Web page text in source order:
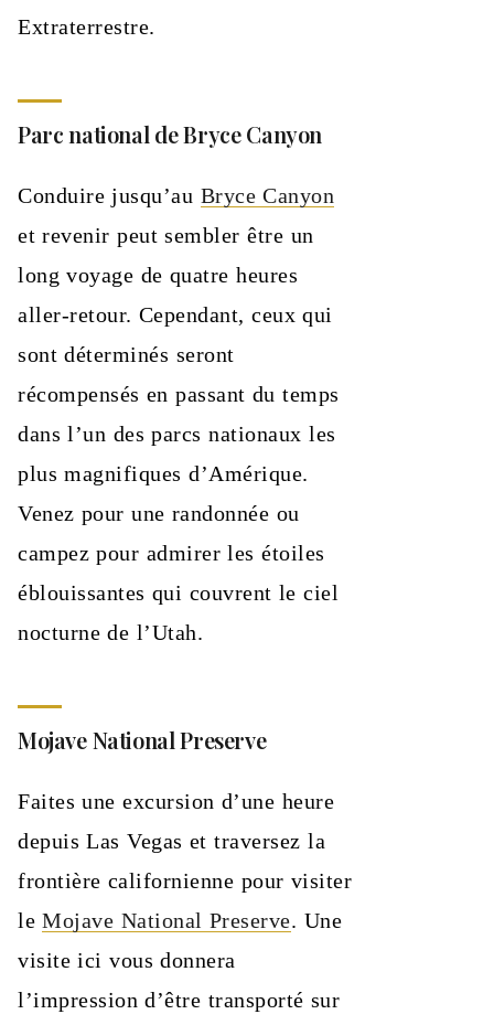
Extraterrestre.
Parc national de Bryce Canyon
Conduire jusqu’au Bryce Canyon
et revenir peut sembler être un
long voyage de quatre heures
aller-retour. Cependant, ceux qui
sont déterminés seront
récompensés en passant du temps
dans l’un des parcs nationaux les
plus magnifiques d’Amérique.
Venez pour une randonnée ou
campez pour admirer les étoiles
éblouissantes qui couvrent le ciel
nocturne de l’Utah.
Mojave National Preserve
Faites une excursion d’une heure
depuis Las Vegas et traversez la
frontière californienne pour visiter
leMojave National Preserve. Une
visite ici vous donnera
l’impression d’être transporté sur